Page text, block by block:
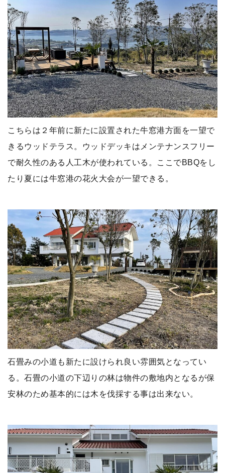
こちらは２年前に新たに設置された牛窓港方面を一望で
きるウッドテラス。ウッドデッキはメンテナンスフリー
で耐久性のある人工木が使われている。ここでBBQをし
たり夏には牛窓港の花火大会が一望できる。
石畳みの小道も新たに設けられ良い雰囲気となってい
る。石畳の小道の下辺りの林は物件の敷地内となるが保
安林のため基本的には木を伐採する事は出来ない。